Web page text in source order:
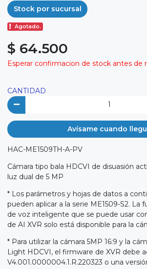
Stock por sucursal
Agotado.
$ 64.500
Esperar confirmacion de stock antes de
CANTIDAD
Avísame cuando
HAC-ME1509TH-A-PV
Cámara tipo bala HDCVI de disuasión
luz dual de 5 MP
* Los parámetros y hojas de datos a
pueden aplicar a la serie ME1509-S2. La
de voz inteligente que se puede usar
de AI XVR solo está disponible para la
* Para utilizar la cámara 5MP 16:9 y la
Light HDCVI, el firmware de XVR debe
V4.001.0000004.1.R.220323 o una